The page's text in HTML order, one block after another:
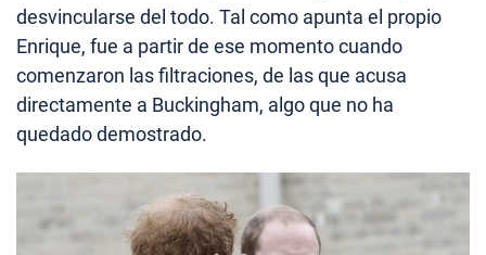
desvincularse del todo. Tal como apunta el propio
Enrique, fue a partir de ese momento cuando
comenzaron las filtraciones, de las que acusa
directamente a Buckingham, algo que no ha
quedado demostrado.